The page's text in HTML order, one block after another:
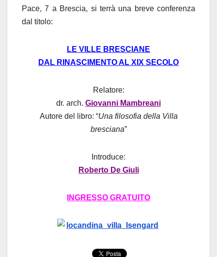
Pace, 7 a Brescia, si terrà una breve conferenza
dal titolo:
LE VILLE BRESCIANE
DAL RINASCIMENTO AL XIX SECOLO
Relatore:
dr. arch. Giovanni Mambreani
Autore del libro: “Una filosofia della Villa
bresciana”
Introduce:
Roberto De Giuli
INGRESSO GRATUITO